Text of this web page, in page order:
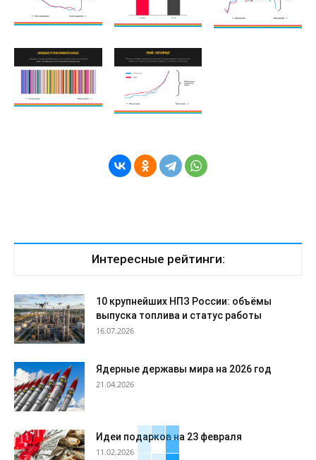
Интересные рейтинги:
10 крупнейших НПЗ России: объёмы
выпуска топлива и статус работы
16.07.2026
Ядерные державы мира на 2026 год
21.04.2026
Идеи подарков на 23 февраля
11.02.2026